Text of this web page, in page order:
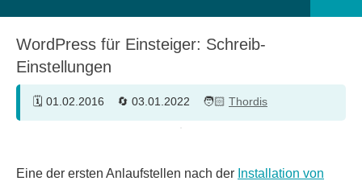
WordPress für Einsteiger: Schreib-
Einstellungen
01.02.2016 03.01.2022 Thordis
Eine der ersten Anlaufstellen nach der Installation von